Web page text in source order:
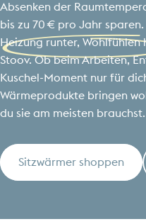
Absenken der
bis zu 70 € pro Jahr sparen.
Heizung runter,
Stoov. Ob beim Arbeiten,
Kuschel-Moment nur für
Wärmeprodukte bringen
du sie am meisten brauchst.
Sitzwärmer shoppen